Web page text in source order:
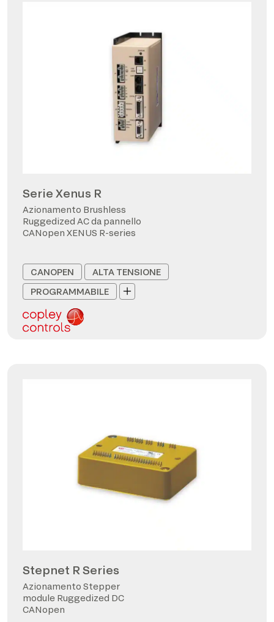
Serie Xenus R
Azionamento Brushless
Ruggedized AC da pannello
CANopen XENUS R-series
CANOPEN
ALTA TENSIONE
PROGRAMMABILE
Stepnet R Series
Azionamento Stepper
module Ruggedized DC
CANopen